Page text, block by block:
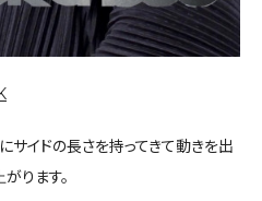
サイドの長さを持ってきて動きを出
ります。